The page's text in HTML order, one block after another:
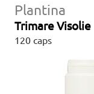
Plantina
Trimare Visolie
120 caps